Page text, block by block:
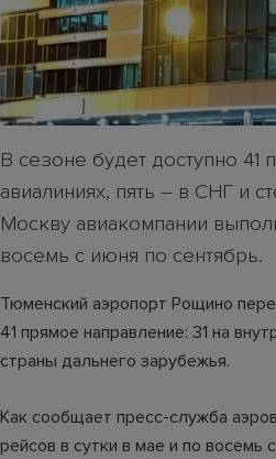
В сезоне будет доступно 41
авиалиниях, пять – в СНГ и
Москву авиакомпании
восемь с июня по сентябрь.
Тюменский аэропорт Рощино
41 прямое направление: 31 на
страны дальнего зарубежья.
Как сообщает пресс-служба
рейсов в сутки в мае и по восемь